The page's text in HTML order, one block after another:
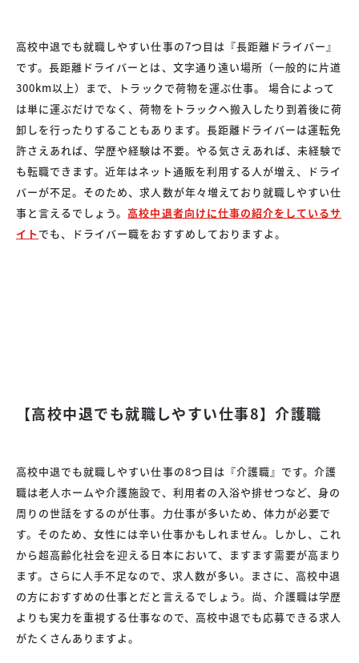
高校中退でも就職しやすい仕事の7つ目は『長距離ドライバー』
です。長距離ドライバーとは、文字通り遠い場所（一般的に片道
300km以上）まで、トラックで荷物を運ぶ仕事。 場合によって
は単に運ぶだけでなく、荷物をトラックへ搬入したり到着後に荷
卸しを行ったりすることもあります。長距離ドライバーは運転免
許さえあれば、学歴や経験は不要。やる気さえあれば、未経験で
も転職できます。近年はネット通販を利用する人が増え、ドライ
バーが不足。そのため、求人数が年々増えており就職しやすい仕
事と言えるでしょう。高校中退者向けに仕事の紹介をしているサ
イト でも、ドライバー職をおすすめしておりますよ。
【高校中退でも就職しやすい仕事8】介護職
高校中退でも就職しやすい仕事の8つ目は『介護職』です。介護
職は老人ホームや介護施設で、利用者の入浴や排せつなど、身の
周りの世話をするのが仕事。力仕事が多いため、体力が必要で
す。そのため、女性には辛い仕事かもしれません。しかし、これ
から超高齢化社会を迎える日本において、ますます需要が高まり
ます。さらに人手不足なので、求人数が多い。まさに、高校中退
の方におすすめの仕事とだと言えるでしょう。尚、介護職は学歴
よりも実力を重視する仕事なので、高校中退でも応募できる求人
がたくさんありますよ。